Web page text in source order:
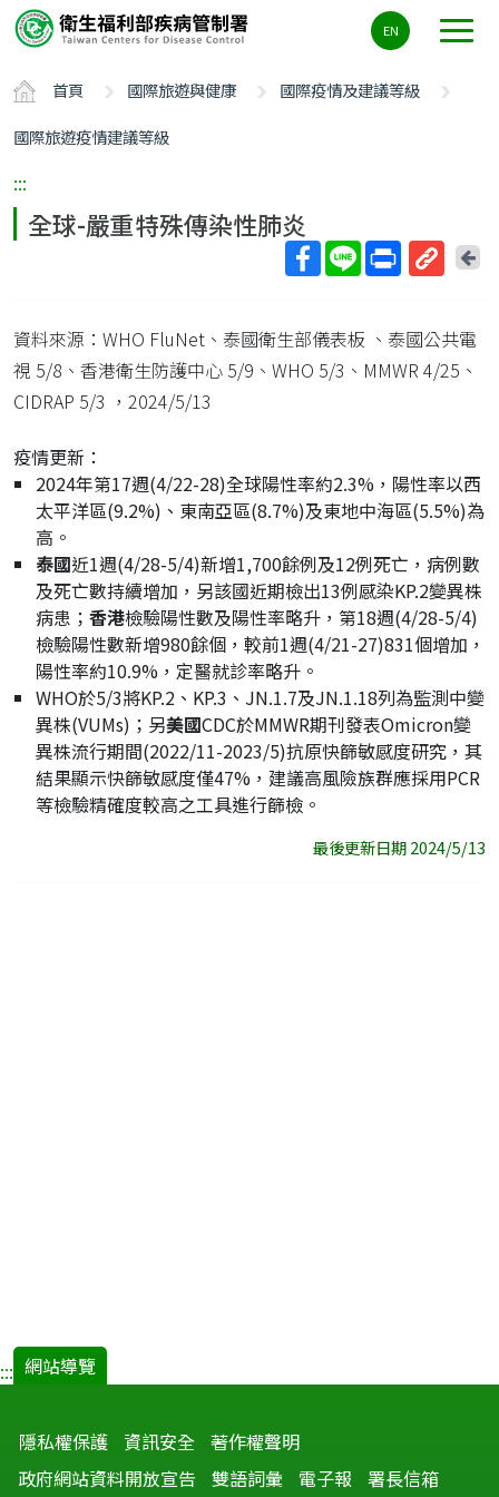
要
容
ALT+C
EN
首頁 國際旅遊與健康
國際疫情及建議等級
國際旅遊疫情建議等級
:::
全球-嚴重特殊傳染性肺炎
短
網
回
資料來源：WHO FluNet、泰國衛生部儀表板 、泰國公共電
視 5/8、香港衛生防護中心 5/9、WHO 5/3、MMWR 4/25、
CIDRAP 5/3 ，2024/5/13
疫情更新：
2024年第17週(4/22-28)全球陽性率約2.3%，陽性率以西
太平洋區(9.2%)、東南亞區(8.7%)及東地中海區(5.5%)為
高。
泰國近1週(4/28-5/4)新增1,700餘例及12例死亡，病例數
及死亡數持續增加，另該國近期檢出13例感染KP.2變異株
病患； 香港檢驗陽性數及陽性率略升，第18週(4/28-5/4)
檢驗陽性數新增980餘個，較前1週(4/21-27)831個增加，
陽性率約10.9%，定醫就診率略升。
WHO於5/3將KP.2、KP.3、JN.1.7及JN.1.18列為監測中變
異株(VUMs)；另美國CDC於MMWR期刊發表Omicron變
異株流行期間(2022/11-2023/5)抗原快篩敏感度研究，其
結果顯示快篩敏感度僅47%，建議高風險族群應採用PCR
等檢驗精確度較高之工具進行篩檢。
最後更新日期 2024/5/13
::: 網站導覽
隱私權保護 資訊安全 著作權聲明
政府網站資料開放宣告
雙語詞彙 電子報 署長信箱